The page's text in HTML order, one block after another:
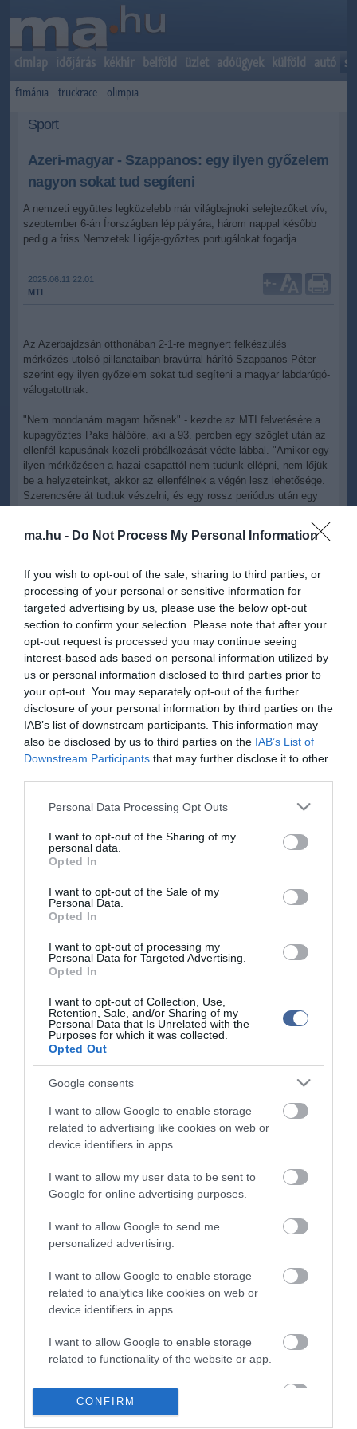
ma.hu - Do Not Process My Personal Information
If you wish to opt-out of the sale, sharing to third parties, or
processing of your personal or sensitive information for
targeted advertising by us, please use the below opt-out
section to confirm your selection. Please note that after your
opt-out request is processed you may continue seeing
interest-based ads based on personal information utilized by
us or personal information disclosed to third parties prior to
your opt-out. You may separately opt-out of the further
disclosure of your personal information by third parties on the
IAB’s list of downstream participants. This information may
also be disclosed by us to third parties on the IAB’s List of
Downstream Participants that may further disclose it to other
Please note that this website/app uses one or more Google
not limited to your visit or usage behaviour. You may click to
grant or deny consent to Google and its third-party tags to
use your data for below specified purposes in below Google
consent section.
Personal Data Processing Opt Outs
I want to opt-out of the Sharing of my
personal data.
Opted In
I want to opt-out of the Sale of my
Personal Data.
Opted In
I want to opt-out of processing my
Personal Data for Targeted Advertising.
Opted In
I want to opt-out of Collection, Use,
Retention, Sale, and/or Sharing of my
Personal Data that Is Unrelated with the
Purposes for which it was collected.
Opted Out
Google consents
I want to allow Google to enable storage
related to advertising like cookies on web or
device identifiers in apps.
I want to allow my user data to be sent to
Google for online advertising purposes.
I want to allow Google to send me
personalized advertising.
I want to allow Google to enable storage
related to analytics like cookies on web or
device identifiers in apps.
I want to allow Google to enable storage
related to functionality of the website or app.
I want to allow Google to enable storage
related to personalization.
CONFIRM
címlap időjárás kékhír belföld üzlet adóügyek külföld autó
f1mánia truckrace olimpia
Sport
Azeri-magyar - Szappanos: egy ilyen győzelem
nagyon sokat tud segíteni
A nemzeti együttes legközelebb már világbajnoki selejtezőket vív,
szeptember 6-án Írországban lép pályára, három nappal később
pedig a friss Nemzetek Ligája-győztes portugálokat fogadja.
2025.06.11 22:01
MTI
+-
Az Azerbajdzsán otthonában 2-1-re megnyert felkészülés
mérkőzés utolsó pillanataiban bravúrral hárító Szappanos Péter
szerint egy ilyen győzelem sokat tud segíteni a magyar labdarúgó-
válogatottnak.
"Nem mondanám magam hősnek" - kezdte az MTI felvetésére a
kupagyőztes Paks hálóőre, aki a 93. percben egy szöglet után az
ellenfél kapusának közeli próbálkozását védte lábbal. "Amikor egy
ilyen mérkőzésen a hazai csapattól nem tudunk ellépni, nem lőjük
be a helyzeteinket, akkor az ellenfélnek a végén lesz lehetősége.
Szerencsére át tudtuk vészelni, és egy rossz periódus után egy
lehetőségeink, lehetett volna nagyobb arányú is ez a győzelem, de
így is nagyon értékes."
A csereként pályára lépő Szappanos megjegyezte, nem sok
mindent látott "kollégája" lövésénél, de szerencsére lábbal hárítani
tudott, ezt követően pedig szükség volt Szoboszlai Dominik
becsúszására is.
"Ebből is látszik, hogy igazi csapatmunka volt, meleg pillanatokat
éltünk túl, ebből tudunk együtt építkezni" - zárta értékelését a 34
éves futballista.
A magyar válogatott a sikerével megszakította ötmeccses
nyeretlenségi sorozatát és egymást követő három vereség után
újra diadalmaskodott. A nemzeti együttes legközelebb már
világbajnoki selejtezőket vív, szeptember 6-án Írországban lép
pályára, három nappal később pedig a friss Nemzetek Ligája-
győztes portugálokat fogadja.
Figyelem! A cikkhez hozzáfűzött hozzászólások nem a
publikációjával foglalkozik, a kommenteket nem tudja befolyásolni
- azok az olvasók személyes véleményét tartalmazzák.
tiszteletben tartásával kommenteljenek!
ma.hu legfrissebb hírei:
Nagy erőkkel keresik a szomjazó gólyát megmentő
Magyar Péter: átfogó energiafejlesztési tervet fogadott el a
kormány
Második világháborús német katonai motorkerékpár
bukkant elő a Dunából
A Tisza-frakció kezdeményezte, hogy jövő kedden legyen
az államfőválasztás
Megható felvétel: elpusztult borját vitte magával egy
delfinanya
top cikkek:
top fórum témák: